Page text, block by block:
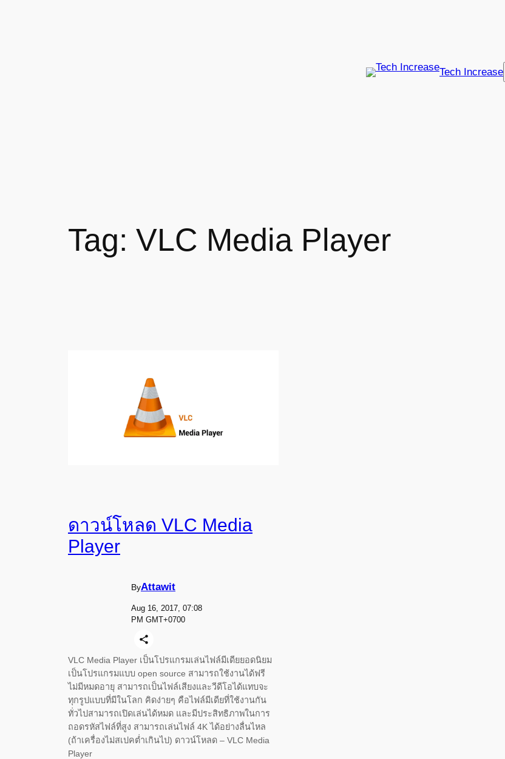
Tech Increase
Tag: VLC Media Player
ดาวน์โหลด VLC Media
Player
ByAttawit
Aug 16, 2017, 07:08
PM GMT+0700
VLC Media Player เป็นโปรแกรมเล่นไฟล์มีเดียยอดนิยม
เป็นโปรแกรมแบบ open source สามารถใช้งานได้ฟรี
ไม่มีหมดอายุ สามารถเป็นไฟล์เสียงและวีดีโอได้แทบจะ
ทุกรูปแบบที่มีในโลก คิดง่ายๆ คือไฟล์มีเดียที่ใช้งานกัน
ทั่วไปสามารถเปิดเล่นได้หมด และมีประสิทธิภาพในการ
ถอดรหัสไฟล์ที่สูง สามารถเล่นไฟล์ 4K ได้อย่างลื่นไหล
(ถ้าเครื่องไม่สเปคต่ำเกินไป) ดาวน์โหลด – VLC Media
Player